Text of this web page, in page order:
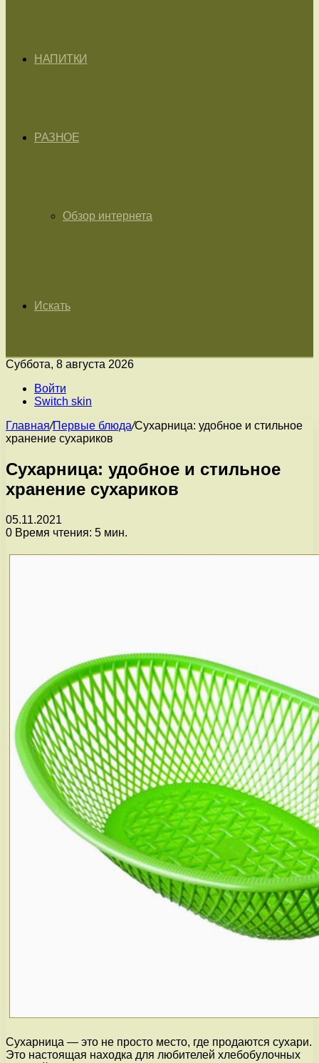
НАПИТКИ
РАЗНОЕ
Обзор интернета
Искать
Суббота, 8 августа 2026
Войти
Switch skin
Главная/Первые блюда/Сухарница: удобное и стильное
хранение сухариков
Сухарница: удобное и стильное
хранение сухариков
05.11.2021
0 Время чтения: 5 мин.
Сухарница — это не просто место, где продаются сухари.
Это настоящая находка для любителей хлебобулочных